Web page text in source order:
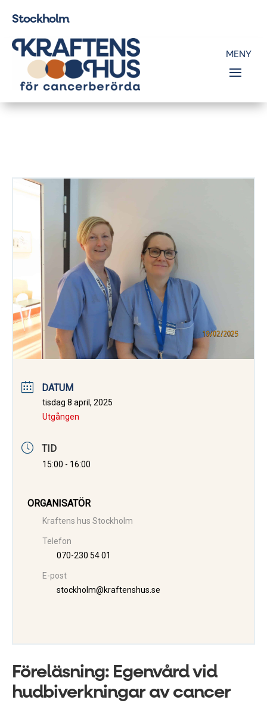
Stockholm
DATUM
tisdag 8 april, 2025
Utgången
TID
15:00 - 16:00
ORGANISATÖR
Kraftens hus Stockholm
Telefon
070-230 54 01
E-post
stockholm@kraftenshus.se
Föreläsning: Egenvård vid
hudbiverkningar av cancer